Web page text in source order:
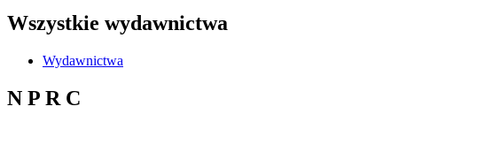
Wszystkie wydawnictwa
Wydawnictwa
N P R C